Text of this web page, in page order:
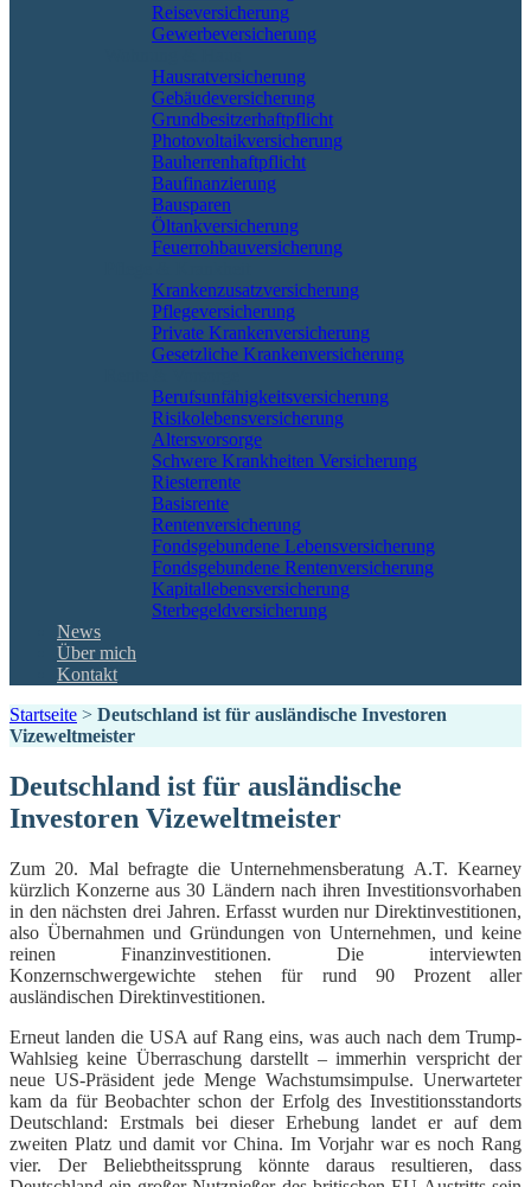
Reiseversicherung
Gewerbeversicherung
Hausratversicherung
Gebäudeversicherung
Grundbesitzerhaftpflicht
Photovoltaikversicherung
Bauherrenhaftpflicht
Baufinanzierung
Bausparen
Öltankversicherung
Feuerrohbauversicherung
Krankenzusatzversicherung
Pflegeversicherung
Private Krankenversicherung
Gesetzliche Krankenversicherung
Berufs­unfähigkeitsversicherung
Risikolebensversicherung
Altersvorsorge
Schwere Krankheiten Versicherung
Riesterrente
Basisrente
Rentenversicherung
Fondsgebundene Lebensversicherung
Fondsgebundene Rentenversicherung
Kapitallebensversicherung
Sterbegeldversicherung
News
Über mich
Kontakt
Startseite > Deutschland ist für ausländische Investoren
Vizeweltmeister
Deutschland ist für ausländische
Investoren Vizeweltmeister
Zum 20. Mal befragte die Unternehmensberatung A.T. Kearney
kürzlich Konzerne aus 30 Ländern nach ihren Investitionsvorhaben
in den nächsten drei Jahren. Erfasst wurden nur Direktinvestitionen,
also Übernahmen und Gründungen von Unternehmen, und keine
reinen Finanzinvestitionen. Die interviewten
Konzernschwergewichte stehen für rund 90 Prozent aller
ausländischen Direktinvestitionen.
Erneut landen die USA auf Rang eins, was auch nach dem Trump-
Wahlsieg keine Überraschung darstellt – immerhin verspricht der
neue US-Präsident jede Menge Wachstumsimpulse. Unerwarteter
kam da für Beobachter schon der Erfolg des Investitionsstandorts
Deutschland: Erstmals bei dieser Erhebung landet er auf dem
zweiten Platz und damit vor China. Im Vorjahr war es noch Rang
vier. Der Beliebtheitssprung könnte daraus resultieren, dass